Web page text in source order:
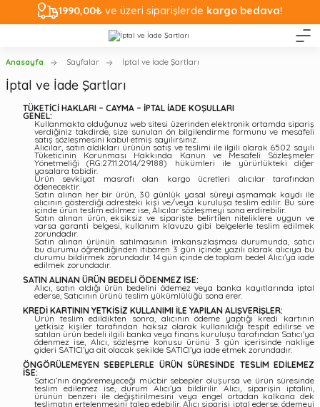
1990,00₺ ve üzeri siparişlerde kargo bedava!
Anasayfa Sayfalar İptal ve İade Şartları
İptal ve İade Şartları
TÜKETİCİ HAKLARI – CAYMA – İPTAL İADE KOŞULLARI
GENEL:
Kullanmakta olduğunuz web sitesi üzerinden elektronik ortamda sipariş
verdiğiniz takdirde, size sunulan ön bilgilendirme formunu ve mesafeli
satış sözleşmesini kabul etmiş sayılırsınız.
Alıcılar, satın aldıkları ürünün satış ve teslimi ile ilgili olarak 6502 sayılı
Tüketicinin Korunması Hakkında Kanun ve Mesafeli Sözleşmeler
Yönetmeliği (RG:27.11.2014/29188) hükümleri ile yürürlükteki diğer
yasalara tabidir.
Ürün sevkiyat masrafı olan kargo ücretleri alıcılar tarafından
ödenecektir.
Satın alınan her bir ürün, 30 günlük yasal süreyi aşmamak kaydı ile
alıcının gösterdiği adresteki kişi ve/veya kuruluşa teslim edilir. Bu süre
içinde ürün teslim edilmez ise, Alıcılar sözleşmeyi sona erdirebilir.
Satın alınan ürün, eksiksiz ve siparişte belirtilen niteliklere uygun ve
varsa garanti belgesi, kullanım klavuzu gibi belgelerle teslim edilmek
zorundadır.
Satın alınan ürünün satılmasının imkansızlaşması durumunda, satıcı
bu durumu öğrendiğinden itibaren 3 gün içinde yazılı olarak alıcıya bu
durumu bildirmek zorundadır. 14 gün içinde de toplam bedel Alıcı’ya iade
edilmek zorundadır.
SATIN ALINAN ÜRÜN BEDELİ ÖDENMEZ İSE:
Alıcı, satın aldığı ürün bedelini ödemez veya banka kayıtlarında iptal
ederse, Satıcının ürünü teslim yükümlülüğü sona erer.
KREDİ KARTININ YETKİSİZ KULLANIMI İLE YAPILAN ALIŞVERİŞLER:
Ürün teslim edildikten sonra, alıcının ödeme yaptığı kredi kartının
yetkisiz kişiler tarafından haksız olarak kullanıldığı tespit edilirse ve
satılan ürün bedeli ilgili banka veya finans kuruluşu tarafından Satıcı'ya
ödenmez ise, Alıcı, sözleşme konusu ürünü 3 gün içerisinde nakliye
gideri SATICI’ya ait olacak şekilde SATICI’ya iade etmek zorundadır.
ÖNGÖRÜLEMEYEN SEBEPLERLE ÜRÜN SÜRESİNDE TESLİM EDİLEMEZ
İSE:
Satıcı’nın öngöremeyeceği mücbir sebepler oluşursa ve ürün süresinde
teslim edilemez ise, durum Alıcı’ya bildirilir. Alıcı, siparişin iptalini,
ürünün benzeri ile değiştirilmesini veya engel ortadan kalkana dek
teslimatın ertelenmesini talep edebilir. Alıcı siparişi iptal ederse; ödemeyi